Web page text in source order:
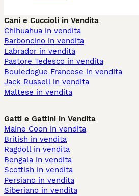
Cani e Cuccioli in Vendita
Chihuahua in vendita
Barboncino in vendita
Labrador in vendita
Pastore Tedesco in vendita
Bouledogue Francese in vendita
Jack Russell in vendita
Maltese in vendita
Gatti e Gattini in Vendita
Maine Coon in vendita
British in vendita
Ragdoll in vendita
Bengala in vendita
Scottish in vendita
Persiano in vendita
Siberiano in vendita